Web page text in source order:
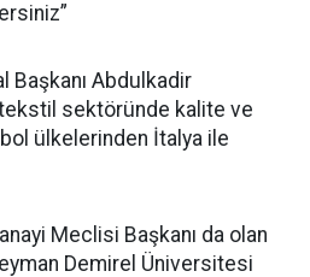
Başkanı Abdulkadir
tekstil sektöründe kalite ve
ülkelerinden İtalya ile
Meclisi Başkanı da olan
Demirel Üniversitesi